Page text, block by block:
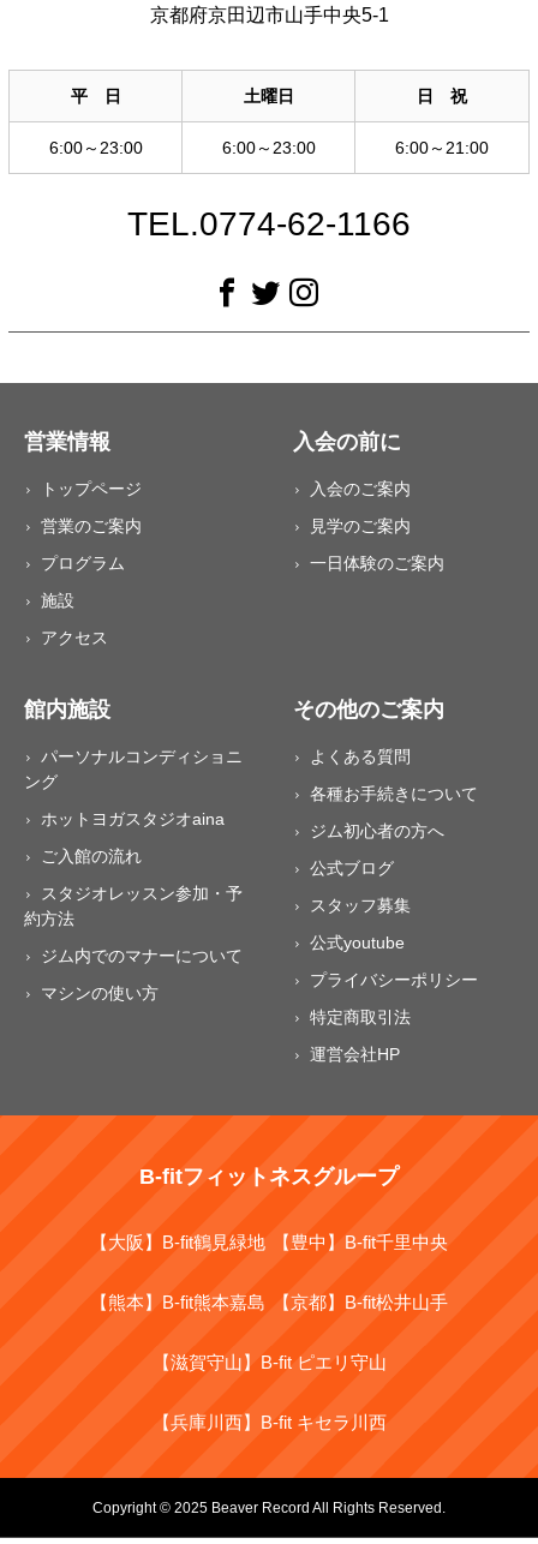
京都府京田辺市山手中央5-1
平 日 土曜日 日 祝
6:00～23:00 6:00～23:00 6:00～21:00
TEL.0774-62-1166
営業情報
トップページ
営業のご案内
プログラム
施設
アクセス
入会の前に
入会のご案内
見学のご案内
一日体験のご案内
館内施設
パーソナルコンディショニ
ング
ホットヨガスタジオaina
ご入館の流れ
スタジオレッスン参加・予
約方法
ジム内でのマナーについて
マシンの使い方
その他のご案内
よくある質問
各種お手続きについて
ジム初心者の方へ
公式ブログ
スタッフ募集
公式youtube
プライバシーポリシー
特定商取引法
運営会社HP
B-fitフィットネスグループ
【大阪】B-fit鶴見緑地 【豊中】B-fit千里中央
【熊本】B-fit熊本嘉島 【京都】B-fit松井山手
【滋賀守山】B-fit ピエリ守山
【兵庫川西】B-fit キセラ川西
Copyright © 2025 Beaver Record All Rights Reserved.